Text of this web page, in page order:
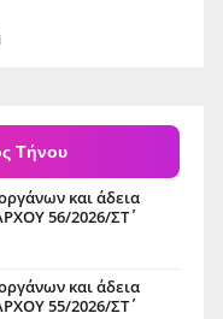
Τήνου
και άδεια
56/2026/ΣΤ΄
και άδεια
55/2026/ΣΤ΄